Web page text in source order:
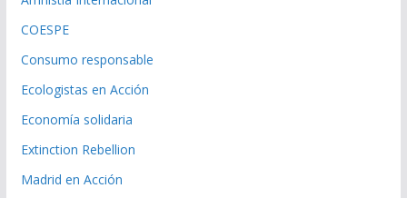
COESPE
Consumo responsable
Ecologistas en Acción
Economía solidaria
Extinction Rebellion
Madrid en Acción